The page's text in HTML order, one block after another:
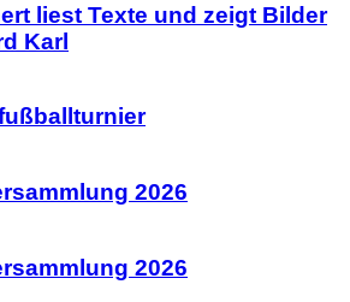
liest Texte und zeigt Bilder
Karl
2026
2026